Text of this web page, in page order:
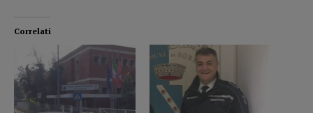
Correlati